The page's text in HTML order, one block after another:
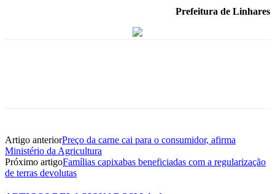
Prefeitura de Linhares
Artigo anteriorPreço da carne cai para o consumidor, afirma
Ministério da Agricultura
Próximo artigoFamílias capixabas beneficiadas com a regularização
de terras devolutas